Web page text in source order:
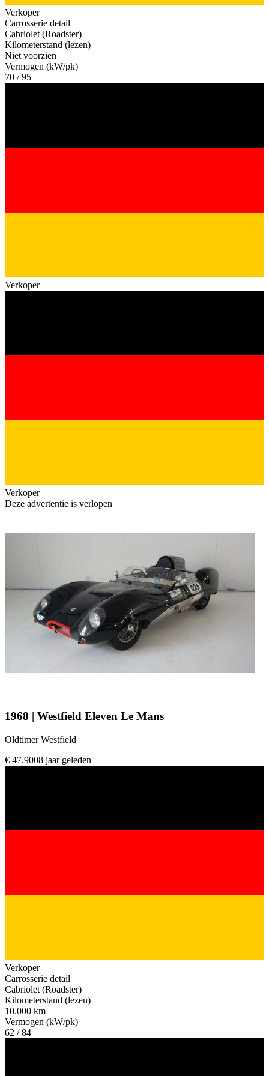
Verkoper
Carrosserie detail
Cabriolet (Roadster)
Kilometerstand (lezen)
Niet voorzien
Vermogen (kW/pk)
70 / 95
Verkoper
Verkoper
Deze advertentie is verlopen
1968 | Westfield Eleven Le Mans
Oldtimer Westfield
€ 47.9008 jaar geleden
Verkoper
Carrosserie detail
Cabriolet (Roadster)
Kilometerstand (lezen)
10.000 km
Vermogen (kW/pk)
62 / 84